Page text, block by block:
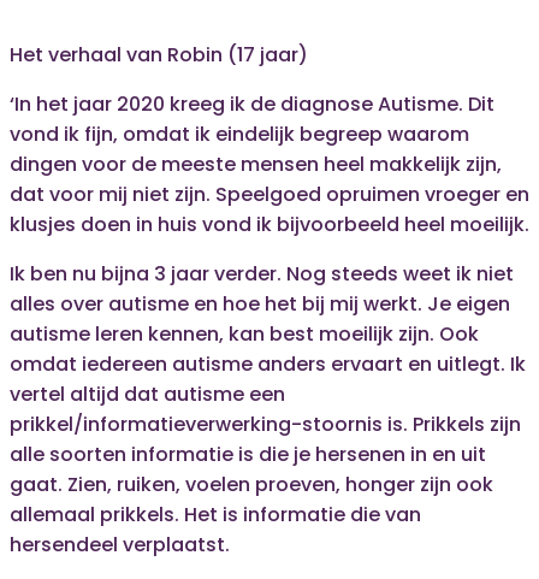
Het verhaal van Robin (17 jaar)
‘In het jaar 2020 kreeg ik de diagnose Autisme. Dit
vond ik fijn, omdat ik eindelijk begreep waarom
dingen voor de meeste mensen heel makkelijk zijn,
dat voor mij niet zijn. Speelgoed opruimen vroeger en
klusjes doen in huis vond ik bijvoorbeeld heel moeilijk.
Ik ben nu bijna 3 jaar verder. Nog steeds weet ik niet
alles over autisme en hoe het bij mij werkt. Je eigen
autisme leren kennen, kan best moeilijk zijn. Ook
omdat iedereen autisme anders ervaart en uitlegt. Ik
vertel altijd dat autisme een
prikkel/informatieverwerking-stoornis is. Prikkels zijn
alle soorten informatie is die je hersenen in en uit
gaat. Zien, ruiken, voelen proeven, honger zijn ook
allemaal prikkels. Het is informatie die van
hersendeel verplaatst.